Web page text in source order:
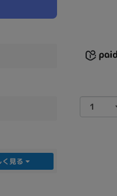
く見る
DVD±RW